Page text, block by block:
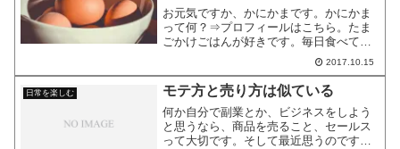
お元気ですか、かにかまです。かにかま
って何？⇒プロフィールはこちら。たま
ごかけごはんが好きです。毎日食べてい
ます。今回はたまごかけごはんを毎日食
べるメリットを紹介します。ゆっくりし
ていってくださいね。たまごかけごはん
は一杯当たり42.5円た...
2017.10.15
日常を楽しむ モテ方と売り方は似ている
何か自分で副業とか、ビジネスをしよう
と思うなら、商品を売ること、セールス
って大切です。そして最近思うのです